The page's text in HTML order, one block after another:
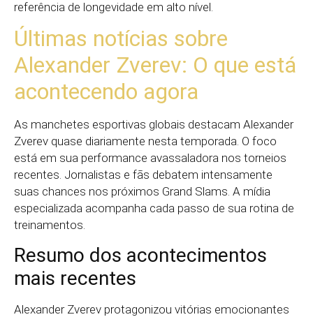
referência de longevidade em alto nível.
Últimas notícias sobre
Alexander Zverev: O que está
acontecendo agora
As manchetes esportivas globais destacam Alexander
Zverev quase diariamente nesta temporada. O foco
está em sua performance avassaladora nos torneios
recentes. Jornalistas e fãs debatem intensamente
suas chances nos próximos Grand Slams. A mídia
especializada acompanha cada passo de sua rotina de
treinamentos.
Resumo dos acontecimentos
mais recentes
Alexander Zverev protagonizou vitórias emocionantes